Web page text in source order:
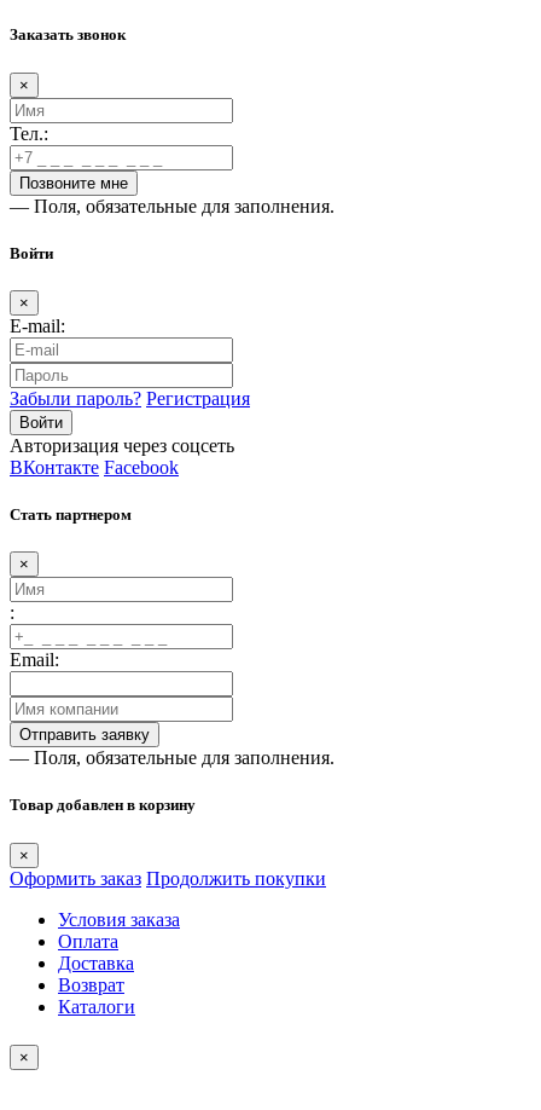
Заказать звонок
×
Тел.:
— Поля, обязательные для заполнения.
Войти
×
E-mail:
Забыли пароль? Регистрация
Авторизация через соцсеть
ВКонтакте Facebook
Стать партнером
×
:
Email:
— Поля, обязательные для заполнения.
Товар добавлен в корзину
×
Оформить заказ Продолжить покупки
Условия заказа
Оплата
Доставка
Возврат
Каталоги
×